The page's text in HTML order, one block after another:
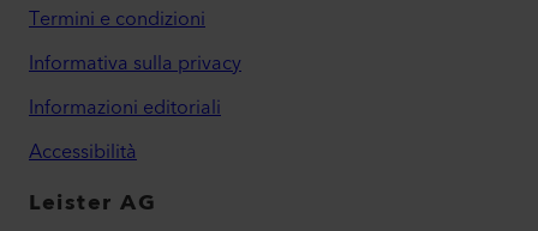
Termini e condizioni
Informativa sulla privacy
Informazioni editoriali
Accessibilità
Leister AG